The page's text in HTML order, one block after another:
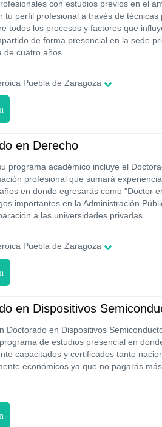
con estudios previos en el
tu perfil profesional a través de
todos los procesos y factores que
de forma presencial en la sede
de cuatro años.
Puebla de Zaragoza
en Derecho
programa académico incluye el
profesional que sumará
en donde egresarás como "Doctor
importantes en la Administración
a las universidades privadas.
Puebla de Zaragoza
en Dispositivos
Doctorado en Dispositivos
de estudios presencial en
capacitados y certificados tanto
económicos ya que no pagarás